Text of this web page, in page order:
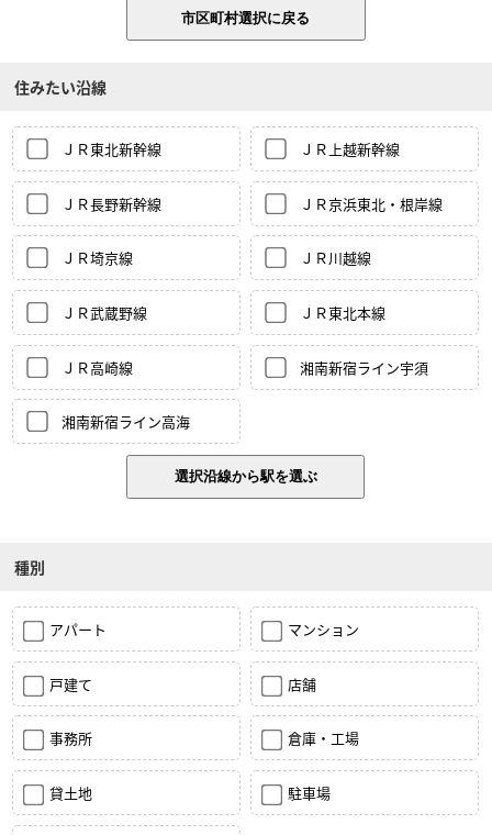
住みたい沿線
ＪＲ東北新幹線 ＪＲ上越新幹線
ＪＲ長野新幹線 ＪＲ京浜東北・根岸線
ＪＲ埼京線 ＪＲ川越線
ＪＲ武蔵野線 ＪＲ東北本線
ＪＲ高崎線 湘南新宿ライン宇須
湘南新宿ライン高海
種別
アパート マンション
戸建て 店舗
事務所 倉庫・工場
貸土地 駐車場